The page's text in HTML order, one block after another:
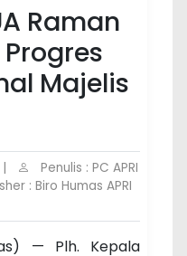
Raman
Majelis
Penulis : PC APRI
: Biro Humas APRI
— Plh. Kepala